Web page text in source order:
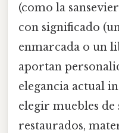
(como la
con significado
enmarcada o un
aportan
elegancia actual
elegir muebles de
restaurados,